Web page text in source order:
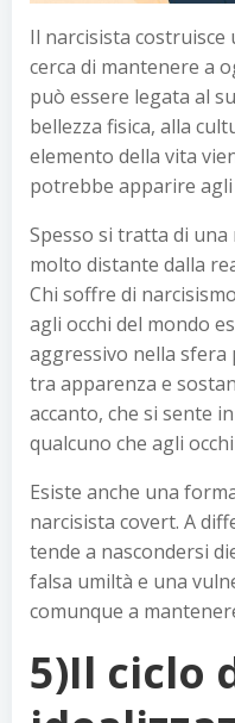
Il narcisista costruisce
cerca di mantenere a
può essere legata al
bellezza fisica, alla
elemento della vita
potrebbe apparire
Spesso si tratta di
molto distante dalla
Chi soffre di
agli occhi del mondo
aggressivo nella sfera
tra apparenza e
accanto, che si sente
qualcuno che agli
Esiste anche una
narcisista covert. A
tende a nascondersi
falsa umiltà e una
comunque a
5)Il ciclo